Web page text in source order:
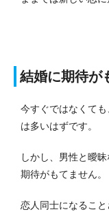
結婚に期待が
今すぐではなくて
は多いはずです。
しかし、男性と曖
期待がもてません。
恋人同士になること